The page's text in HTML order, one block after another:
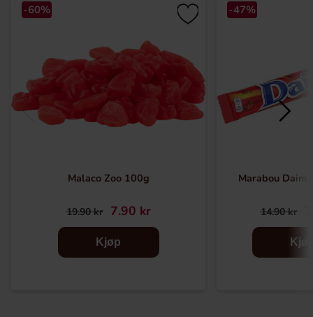
-60%
Malaco Zoo 100g
19.90 kr 7.90 kr
Kjøp
-47%
Marabou Daim
14.90 kr